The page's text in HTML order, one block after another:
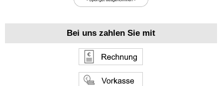
Bei uns zahlen Sie mit